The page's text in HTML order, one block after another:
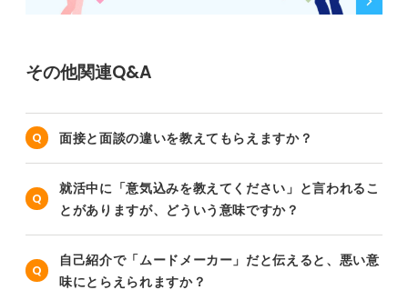
その他関連Q&A
面接と面談の違いを教えてもらえますか？
就活中に「意気込みを教えてください」と言われるこ
とがありますが、どういう意味ですか？
自己紹介で「ムードメーカー」だと伝えると、悪い意
味にとらえられますか？